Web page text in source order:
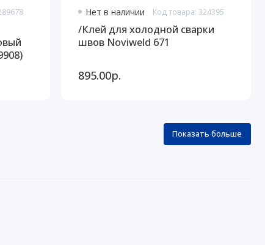
Нет в наличии Код товара: 324395
/Клей для холодной сварки
швов Noviweld 671
895.00р.
Показать больше